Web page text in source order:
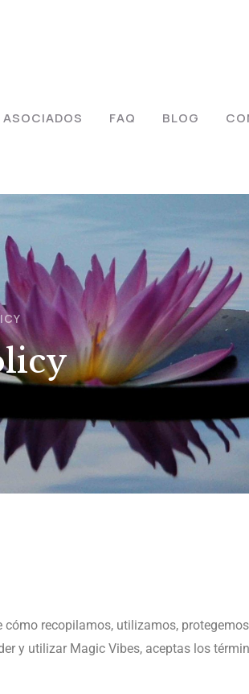
FAQ BLOG
recopilamos, utilizamos,
y utilizar Magic Vibes, aceptas los